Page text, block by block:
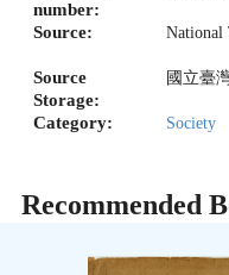
number:
Source: National
Source
Storage:
國立臺
Category: Society
Recommended